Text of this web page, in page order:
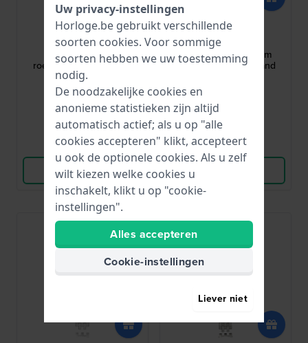
Hamilton
H695.646.100
Khaki King 21 mm
roestvrijstalen armband
€ 150,-
● Op voorraad
Vergelijk
Bekijk Product
Hamilton
H695.717.100
Khaki Aviation 22 mm
roestvrijstalen armband
● Op voorraad
Vergelijk
Bekijk Product
Uw privacy-instellingen
Horloge.be gebruikt verschillende
soorten cookies. Voor sommige
soorten hebben we uw toestemming
nodig.
De noodzakelijke cookies en
anonieme statistieken zijn altijd
automatisch actief; als u op "alle
cookies accepteren" klikt, accepteert
u ook de optionele cookies. Als u zelf
wilt kiezen welke cookies u
inschakelt, klikt u op "cookie-
instellingen".
Alles accepteren
Cookie-instellingen
Liever niet